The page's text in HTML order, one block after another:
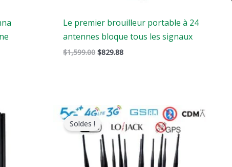
Le premier brouilleur portable à 24
antennes bloque tous les signaux
$1,599.00 $829.88
Soldes !
Gamme
de
prix
$729.99
à
$749.99